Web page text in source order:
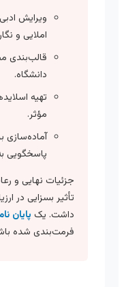
ویرایش ادبی و
املایی و نگارشی).
قالب‌بندی
دانشگاه.
تهیه
آماده‌سازی
پاسخگویی به
جزئیات نهایی و رعایت
تأثیر بسزایی در
داشت. یکپایان نامهکه
فرمت‌بندی شده باشد،